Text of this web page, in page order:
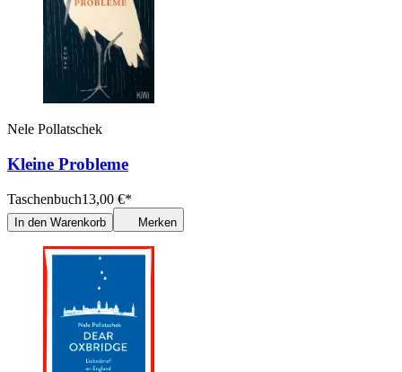
Nele Pollatschek
Kleine Probleme
Taschenbuch13,00 €*
In den Warenkorb Merken